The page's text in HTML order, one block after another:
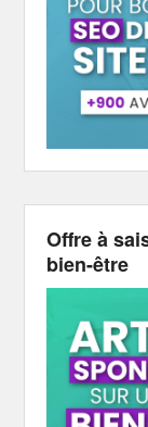
Offre à
bien-être